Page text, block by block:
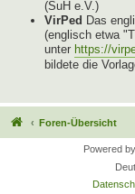
(SuH e.V.)
VirPed Das
(englisch etwa
unter https://
bildete die
Foren-Übersicht
Powered by